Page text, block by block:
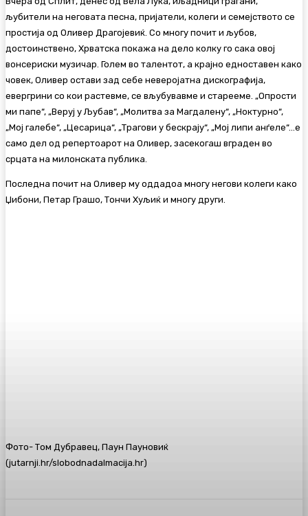
љубители на неговата песна, пријатели, колеги и семејството се
простија од Оливер Драгојевиќ. Со многу почит и љубов,
достоинствено, Хрватска покажа на дело колку го сака овој
вонсериски музичар. Голем во талентот, а крајно едноставен како
човек, Оливер остави зад себе неверојатна дискографија,
евергрини со кои растевме, се вљубувавме и старееме. „Опрости
ми папе“, „Веруј у Љубав“, „Молитва за Магдалену“, „Ноктурно“,
„Мој галебе“, „Цесарица“, „Трагови у бескрају“, „Мој липи анѓеле“…е
само дел од репертоарот на Оливер, засекогаш вграден во
срцата на милонската публика.
Последна почит на Оливер му оддадоа многу негови колеги како
Џибони, Петар Грашо, Тончи Хуљиќ и многу други.
Фото- Том Дубравец, Паун Пауновиќ
(jutarnji.hr/slobodnadalmacija.hr)